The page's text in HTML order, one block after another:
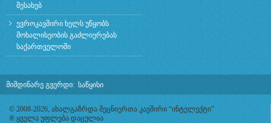
შესახებ
ევროკავშირი ხელს უწყობს
მოხალისეობის გაძლიერებას
საქართველოში
მიმდინარე გვერდი: საწყისი
© 2008-2026, ახალგაზრდა მეცნიერთა კავშირი “ინტელექტი”
® ყველა უფლება დაცულია